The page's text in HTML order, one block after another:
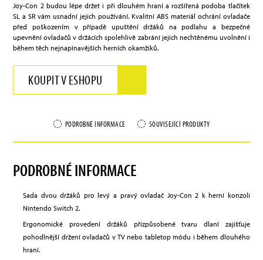
Joy-Con 2 budou lépe držet i při dlouhém hraní a rozšířená podoba tlačítek
SL a SR vám usnadní jejich používání. Kvalitní ABS materiál ochrání ovladače
před poškozením v případě upuštění držáků na podlahu a bezpečné
upevnění ovladačů v držácích spolehlivě zabrání jejich nechtěnému uvolnění i
během těch nejnapínavějších herních okamžiků.
KOUPIT V ESHOPU
PODROBNÉ INFORMACE SOUVISEJÍCÍ PRODUKTY
PODROBNÉ INFORMACE
Sada dvou držáků pro levý a pravý ovladač Joy-Con 2 k herní konzoli
Nintendo Switch 2.
Ergonomické provedení držáků přizpůsobené tvaru dlaní zajišťuje
pohodlnější držení ovladačů v TV nebo tabletop módu i během dlouhého
hraní.